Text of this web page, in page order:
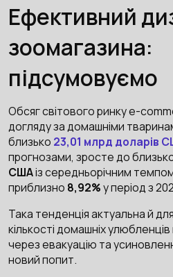
Ефективний
зоомагазина:
підсумовуємо
Обсяг світового ринку e-
догляду за домашніми
близько 23,01 млрд доларів
прогнозами, зросте до
СШАіз середньорічним
приблизно 8,92%у період з
Така тенденція актуальна й
кількості домашніх
через евакуацію та
новий попит.